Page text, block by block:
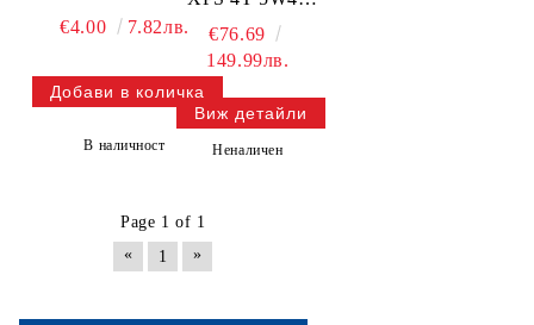
€4.00 7.82лв.
В наличност
3,785L — 779291
BRP
€76.69
149.99лв.
Виж детайли
Неналичен
Page 1 of 1
«
1 »